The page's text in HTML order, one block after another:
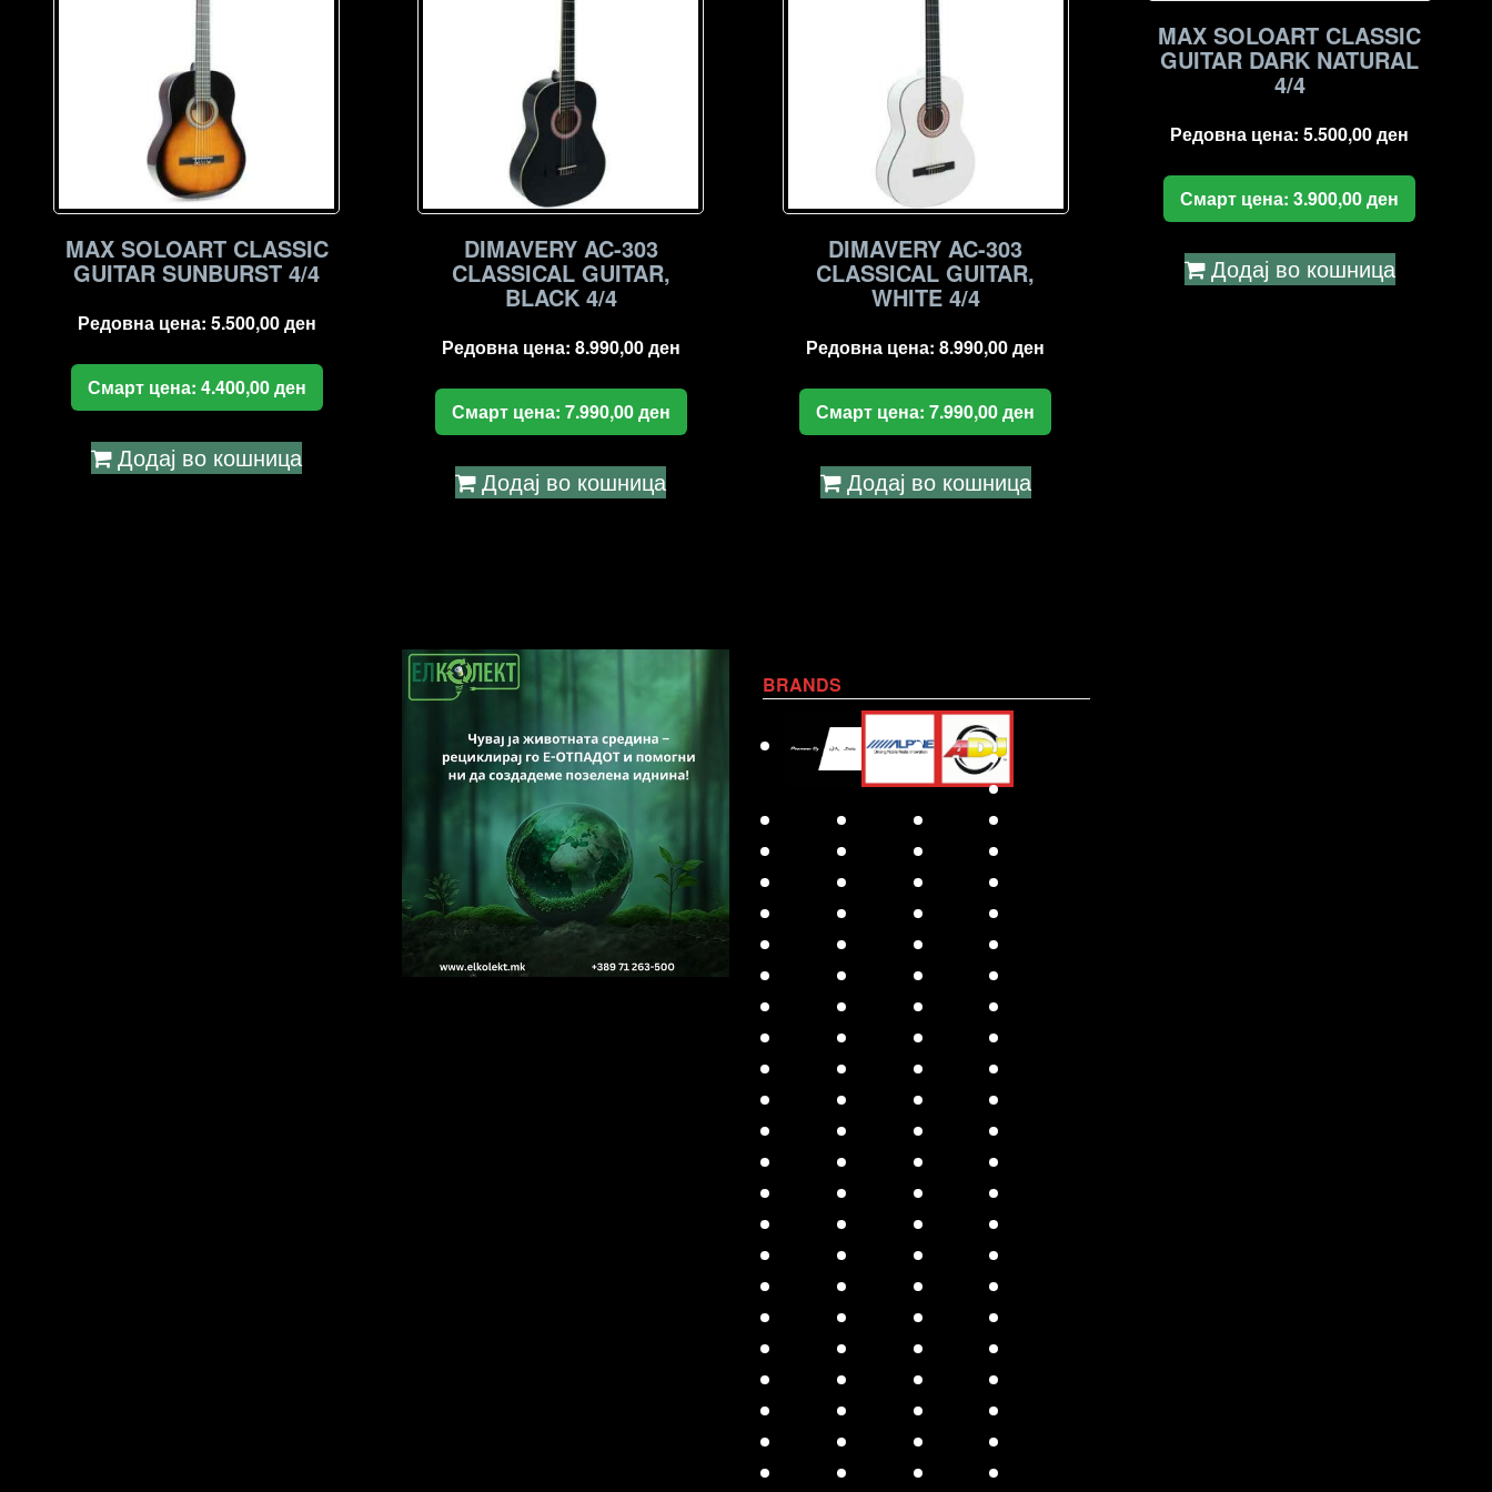
MAX SOLOART CLASSIC
GUITAR SUNBURST 4/4
Редовна цена: 5.500,00ден
Смарт цена: 4.400,00ден
Додај во кошница
DIMAVERY AC-303
CLASSICAL GUITAR,
BLACK 4/4
Редовна цена: 8.990,00ден
Смарт цена: 7.990,00ден
Додај во кошница
DIMAVERY AC-303
CLASSICAL GUITAR,
WHITE 4/4
Редовна цена:8.990,00ден
Смарт цена:7.990,00ден
Додај во кошница
MAX SOLOART CLASSIC
GUITAR DARK NATURAL
4/4
Редовна цена:5.500,00ден
Смарт цена:3.900,00ден
Додај во кошница
BRANDS